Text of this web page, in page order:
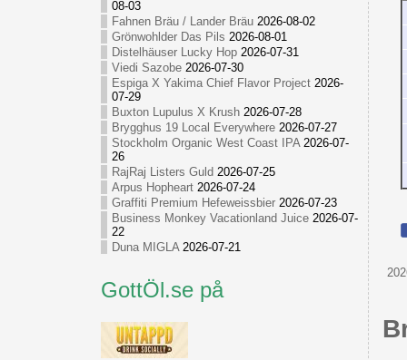
08-03
Fahnen Bräu / Lander Bräu 2026-08-02
Grönwohlder Das Pils 2026-08-01
Distelhäuser Lucky Hop 2026-07-31
Viedi Sazobe 2026-07-30
Espiga X Yakima Chief Flavor Project 2026-
07-29
Buxton Lupulus X Krush 2026-07-28
Brygghus 19 Local Everywhere 2026-07-27
Stockholm Organic West Coast IPA 2026-07-
26
RajRaj Listers Guld 2026-07-25
Arpus Hopheart 2026-07-24
Graffiti Premium Hefeweissbier 2026-07-23
Business Monkey Vacationland Juice 2026-07-
22
Duna MIGLA 2026-07-21
GottÖl.se på